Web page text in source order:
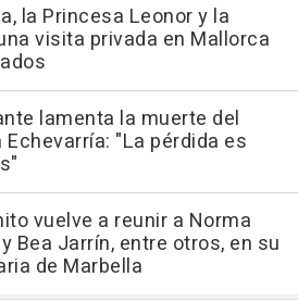
la Princesa Leonor y la
visita privada en Mallorca
lamenta la muerte del
Echevarría: "La pérdida es
vuelve a reunir a Norma
Bea Jarrín, entre otros, en su
de Marbella